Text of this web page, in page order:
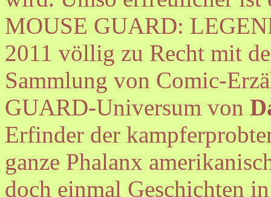
MOUSE GUARD:
2011 völlig zu Recht mit
Sammlung von Comic-
GUARD-Universum von
Erfinder der
ganze Phalanx
doch einmal Geschichten